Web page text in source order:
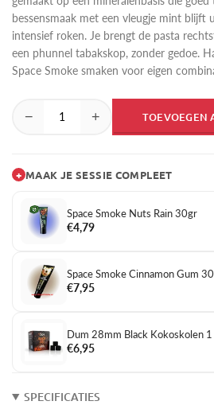
bessensmaak met een vleugje mint blijft
intensief roken. Je brengt de pasta
een phunnel tabakskop, zonder gedoe.
Space Smoke smaken voor eigen
− + TOEVOEGEN
+ MAAK JE SESSIE COMPLEET
Space Smoke Nuts Rain 30gr
€4,79
Space Smoke Cinnamon Gum
€7,95
Dum 28mm Black Kokoskolen
€6,95
SPECIFICATIES